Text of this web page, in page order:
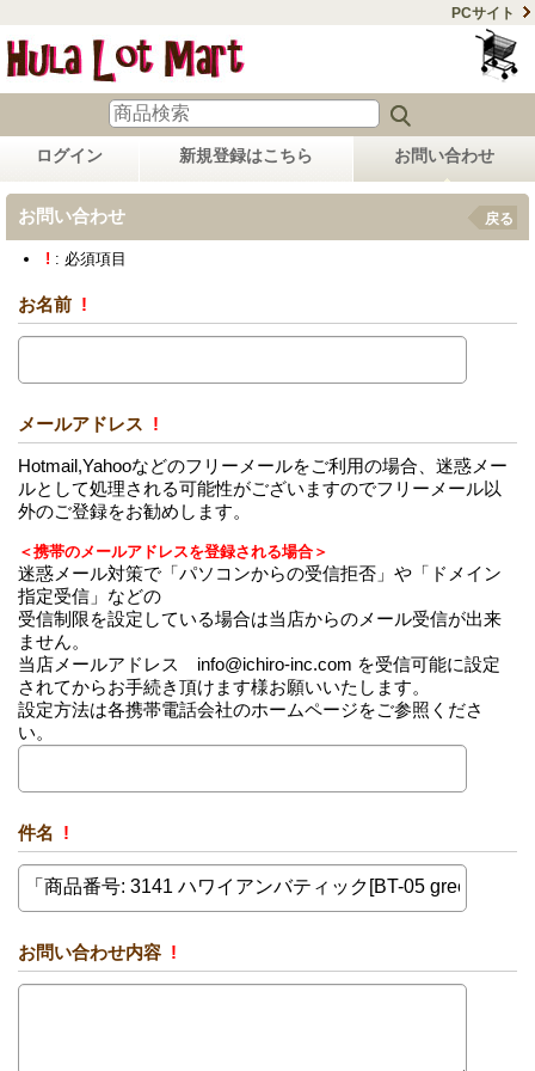
PCサイト
ログイン 新規登録はこちら お問い合わせ
お問い合わせ 戻る
! : 必須項目
お名前 !
メールアドレス !
Hotmail,Yahooなどのフリーメールをご利用の場合、迷惑メー
ルとして処理される可能性がございますのでフリーメール以
外のご登録をお勧めします。
＜携帯のメールアドレスを登録される場合＞
迷惑メール対策で「パソコンからの受信拒否」や「ドメイン
指定受信」などの
受信制限を設定している場合は当店からのメール受信が出来
ません。
当店メールアドレス info@ichiro-inc.com を受信可能に設定
されてからお手続き頂けます様お願いいたします。
設定方法は各携帯電話会社のホームページをご参照くださ
い。
件名 !
お問い合わせ内容 !